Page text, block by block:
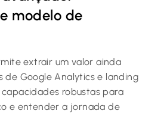
modelo de
extrair um valor ainda
de Google Analytics e landing
robustas para
e entender a jornada de